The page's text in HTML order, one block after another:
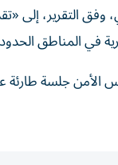
التقرير، إلى
المناطق
جلسة طارئة